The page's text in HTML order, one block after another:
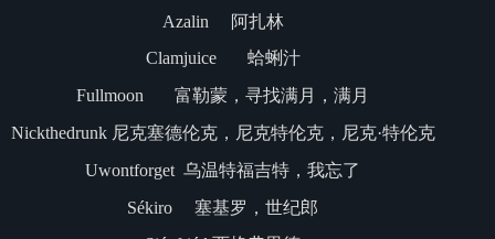
Azalin 阿扎林
Clamjuice 蛤蜊汁
Fullmoon 富勒蒙，寻找满月，满月
Nickthedrunk 尼克塞德伦克，尼克特伦克，尼克·特伦克
Uwontforget 乌温特福吉特，我忘了
Sékiro 塞基罗，世纪郎